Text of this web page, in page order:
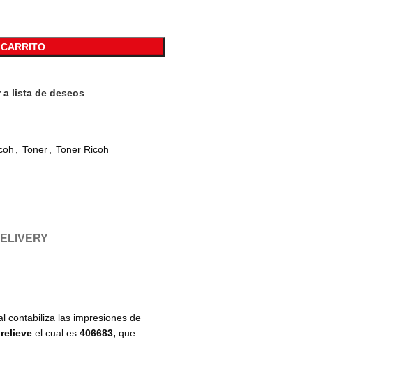
a lista de deseos
Toner Toner Ricoh
contabiliza las impresiones de
el cual es 406683, que